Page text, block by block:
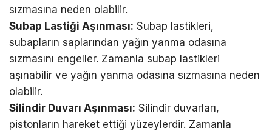
sızmasına neden olabilir.
Subap Lastiği Aşınması: Subap lastikleri,
subapların saplarından yağın yanma odasına
sızmasını engeller. Zamanla subap lastikleri
aşınabilir ve yağın yanma odasına sızmasına neden
olabilir.
Silindir Duvarı Aşınması: Silindir duvarları,
pistonların hareket ettiği yüzeylerdir. Zamanla